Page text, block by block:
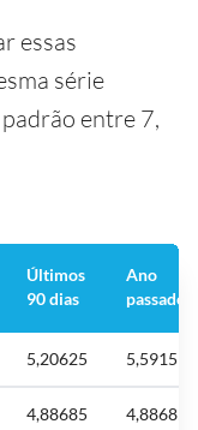
essas
série
entre 7,
Últimos
90 dias
Ano
passado
5,20625 5,5915
4,88685 4,88685